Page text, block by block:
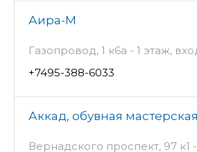
Аира-М
Газопровод, 1 к6а - 1 этаж,
+7495-388-6033
Аккад, обувная мастерская
Вернадского проспект, 97 к1